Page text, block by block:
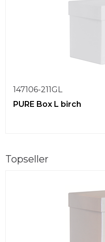
147106-211GL
PURE Box L birch
Topseller